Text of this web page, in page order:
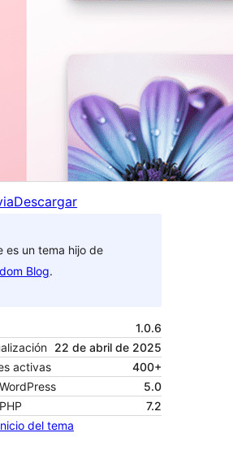
Descargar
es un tema hijo de
Blog.
1.0.6
22 de abril de 2025
activas
400+
5.0
7.2
del tema